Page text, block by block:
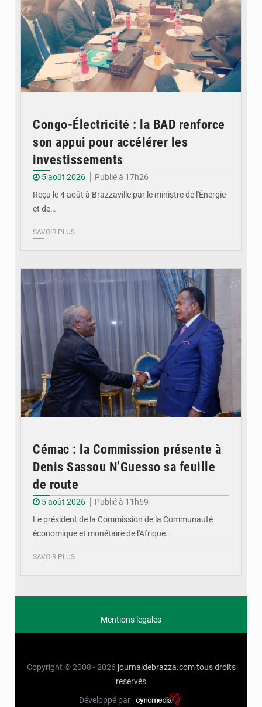
Congo-Électricité : la BAD renforce
son appui pour accélérer les
investissements
5 août 2026
Publié à 17h26
Reçu le 4 août à Brazzaville par le ministre de l'Énergie
et de…
SAVOIR PLUS
Cémac : la Commission présente à
Denis Sassou N’Guesso sa feuille
de route
5 août 2026
Publié à 11h59
Le président de la Commission de la Communauté
économique et monétaire de l'Afrique…
SAVOIR PLUS
Mentions legales
Copyright © 2008 - 2026 journaldebrazza.com tous droits
reservés
Développé par